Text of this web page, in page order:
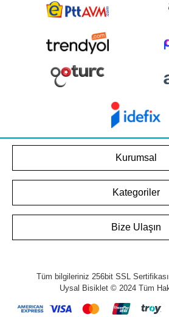
Kurumsal
Kategoriler
Bize Ulaşın
Tüm bilgileriniz 256bit SSL
Uysal Bisiklet © 2024 Tüm